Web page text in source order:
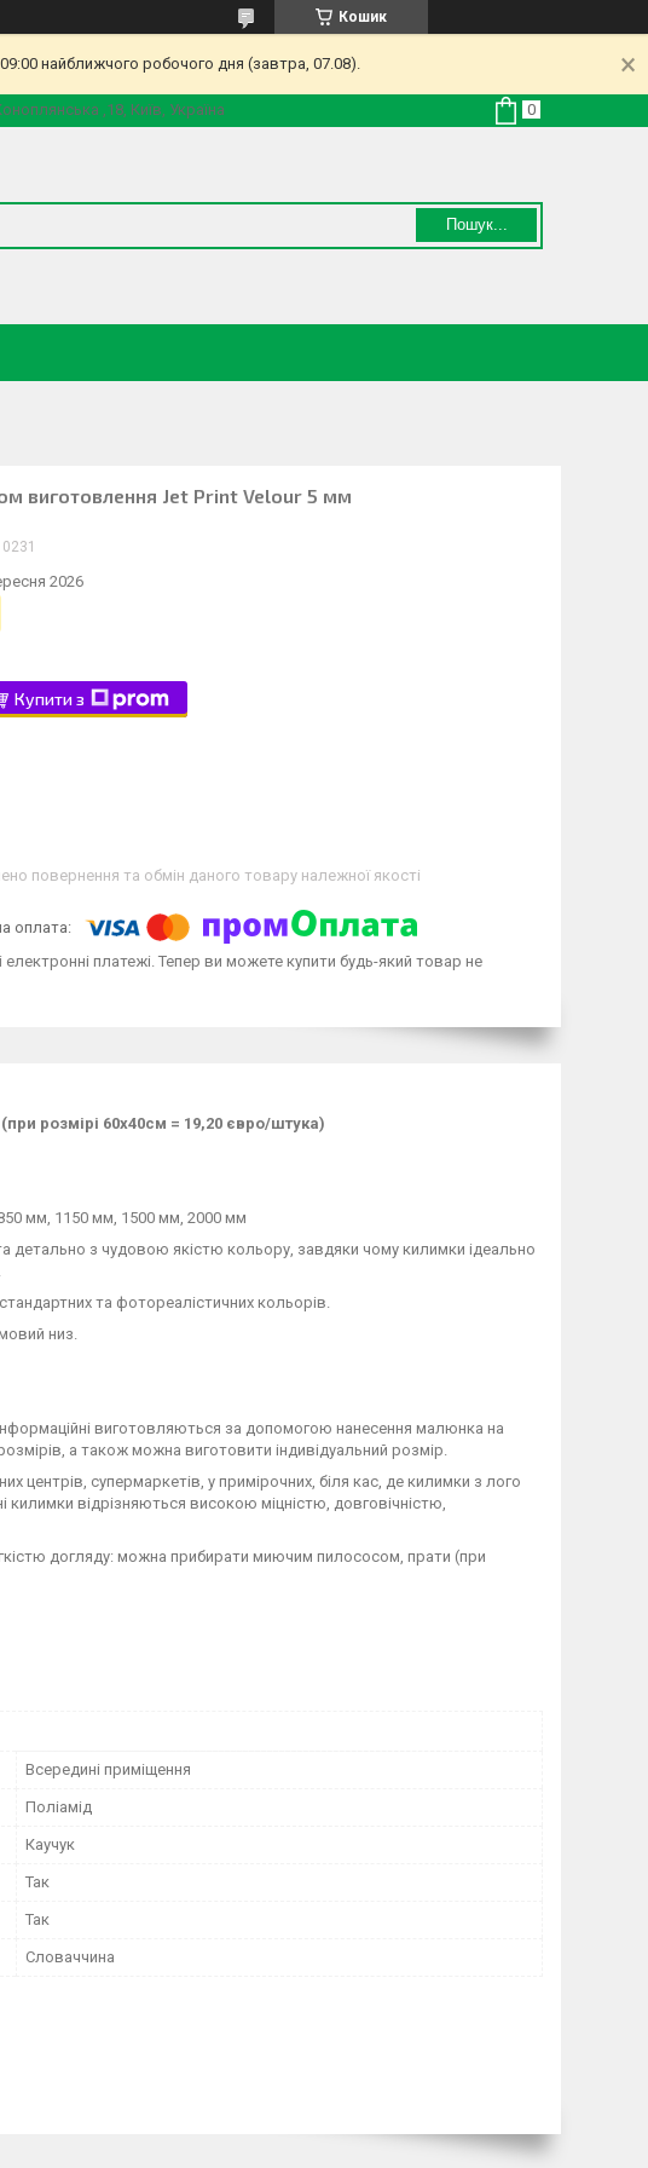
Кошик
найближчого робочого дня (завтра, 07.08).
,18, Київ, Україна
Пошук...
виготовлення Jet Print Velour 5 мм
0231
2026
Купити з
повернення та обмін даного товару належної якості
електронні платежі. Тепер ви можете купити будь-який товар не
розмірі 60х40см = 19,20 євро/штука)
мм, 1150 мм, 1500 мм, 2000 мм
детально з чудовою якістю кольору, завдяки чому килимки ідеально
та фотореалістичних кольорів.
низ.
виготовляються за допомогою нанесення малюнка на
а також можна виготовити індивідуальний розмір.
супермаркетів, у примірочних, біля кас, де килимки з лого
відрізняються високою міцністю, довговічністю,
догляду: можна прибирати миючим пилососом, прати (при
Всередині приміщення
Поліамід
Каучук
Так
Так
Словаччина